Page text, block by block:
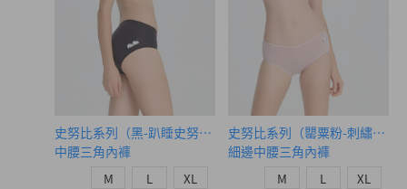
史努比系列（黑-趴睡史努比）
中腰三角內褲
M L XL
史努比系列（罌粟粉-刺繡擁抱
細邊中腰三角內褲
M L XL